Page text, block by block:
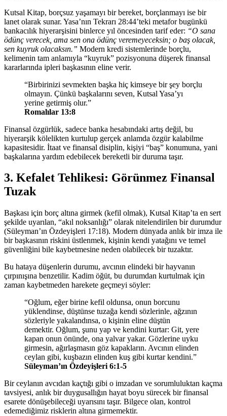
Kutsal Kitap, borçsuz yaşamayı bir bereket, borçlanmayı ise bir
lanet olarak sunar. Yasa’nın Tekrarı 28:44’teki metafor bugünkü
bankacılık hiyerarşisini binlerce yıl öncesinden tarif eder: “O sana
ödünç verecek, ama sen ona ödünç veremeyeceksin; o baş olacak,
sen kuyruk olacaksın.” Modern kredi sistemlerinde borçlu,
kelimenin tam anlamıyla “kuyruk” pozisyonuna düşerek finansal
kararlarında ipleri başkasının eline verir.
“Birbirinizi sevmekten başka hiç kimseye bir şey borçlu
olmayın. Çünkü başkalarını seven, Kutsal Yasa’yı
yerine getirmiş olur.”
Romalılar 13:8
Finansal özgürlük, sadece banka hesabındaki artış değil, bu
hiyerarşik kölelikten kurtulup gerçek anlamda özgür kalabilme
kapasitesidir. İtaat ve finansal disiplin, kişiyi “baş” konumuna, yani
başkalarına yardım edebilecek bereketli bir duruma taşır.
3. Kefalet Tehlikesi: Görünmez Finansal
Tuzak
Başkası için borç altına girmek (kefil olmak), Kutsal Kitap’ta en sert
şekilde uyarılan, “akıl noksanlığı” olarak nitelendirilen bir durumdur
(Süleyman’ın Özdeyişleri 17:18). Modern dünyada anlık bir imza ile
bir başkasının riskini üstlenmek, kişinin kendi yatağını ve temel
güvenliğini bile kaybetmesine neden olabilecek bir tuzaktır.
Bu hataya düşenlerin durumu, avcının elindeki bir hayvanın
çırpınışına benzetilir. Kadim öğüt, bu durumdan kurtulmak için
zaman kaybetmeden harekete geçmeyi söyler:
“Oğlum, eğer birine kefil oldunsa, onun borcunu
yüklendinse, düştünse tuzağa kendi sözlerinle, ağzının
sözleriyle yakalandınsa, o kişinin eline düştün
demektir. Oğlum, şunu yap ve kendini kurtar: Git, yere
kapan onun önünde, ona yalvar yakar. Gözlerine uyku
girmesin, ağırlaşmasın göz kapakların. Avcının elinden
ceylan gibi, kuşbazın elinden kuş gibi kurtar kendini.”
Süleyman’ın Özdeyişleri 6:1-5
Bir ceylanın avcıdan kaçtığı gibi o imzadan ve sorumluluktan kaçma
tavsiyesi, anlık bir duygusallığın hayat boyu sürecek bir finansal
esarete dönüşebileceği uyarısını taşır. Bilgece olan, kontrol
edemediğimiz risklerin altına girmemektir.